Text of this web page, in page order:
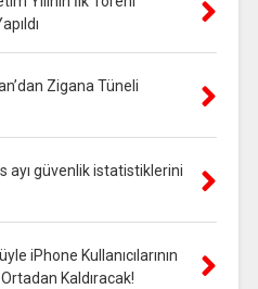
Zigana Tüneli
ayı güvenlik istatistiklerini
iPhone Kullanıcılarının
Kaldıracak!